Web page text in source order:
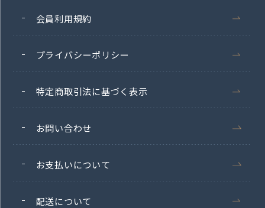
会員利用規約
プライバシーポリシー
特定商取引法に基づく表示
お問い合わせ
お支払いについて
配送について